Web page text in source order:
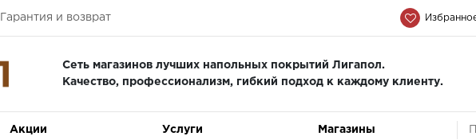
Гарантия и возврат
Сеть магазинов лучших напольных покрытий Лигапол.
Качество, профессионализм, гибкий подход к каждому клиенту.
Акции Услуги Магазины